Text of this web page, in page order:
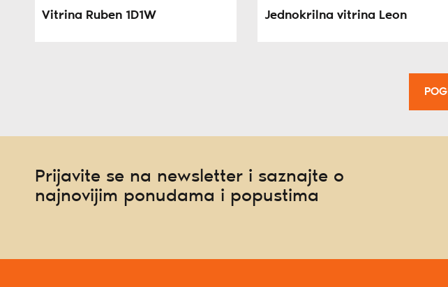
Vitrina Ruben 1D1W Jednokrilna vitrina Leon
Prijavite se na newsletter i saznajte o
najnovijim ponudama i popustima